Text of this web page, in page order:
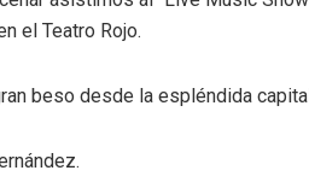
el Teatro Rojo.
beso desde la espléndida